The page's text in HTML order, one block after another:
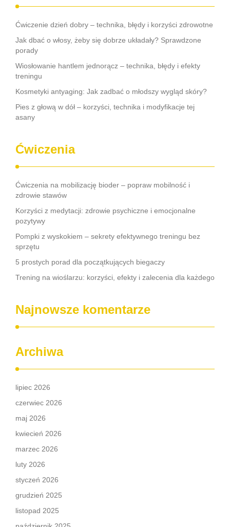
Ćwiczenie dzień dobry – technika, błędy i korzyści zdrowotne
Jak dbać o włosy, żeby się dobrze układały? Sprawdzone
porady
Wiosłowanie hantlem jednorącz – technika, błędy i efekty
treningu
Kosmetyki antyaging: Jak zadbać o młodszy wygląd skóry?
Pies z głową w dół – korzyści, technika i modyfikacje tej
asany
Ćwiczenia
Ćwiczenia na mobilizację bioder – popraw mobilność i
zdrowie stawów
Korzyści z medytacji: zdrowie psychiczne i emocjonalne
pozytywy
Pompki z wyskokiem – sekrety efektywnego treningu bez
sprzętu
5 prostych porad dla początkujących biegaczy
Trening na wioślarzu: korzyści, efekty i zalecenia dla każdego
Najnowsze komentarze
Archiwa
lipiec 2026
czerwiec 2026
maj 2026
kwiecień 2026
marzec 2026
luty 2026
styczeń 2026
grudzień 2025
listopad 2025